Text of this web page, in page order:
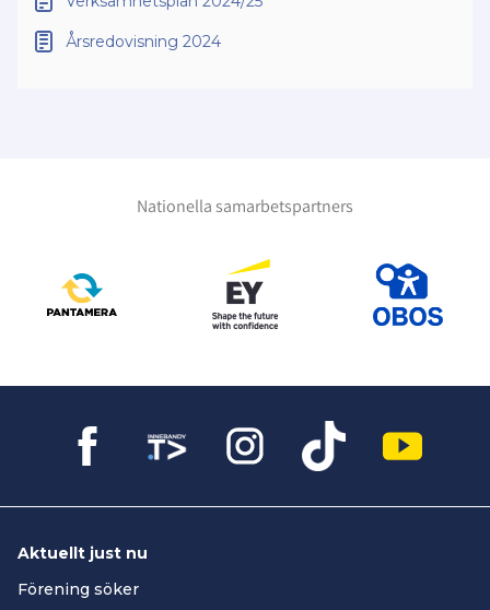
Årsredovisning 2024
Nationella samarbetspartners
Aktuellt just nu
Förening söker